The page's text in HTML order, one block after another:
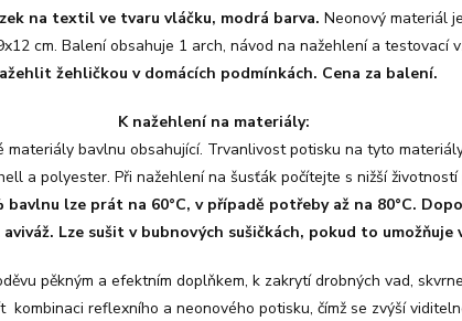
na textil ve tvaru vláčku, modrá barva. Neonový materiál
cm. Balení obsahuje 1 arch, návod na nažehlení a testovací
žehličkou v domácích podmínkách. Cena za balení.
K nažehlení na materiály:
materiály bavlnu obsahující. Trvanlivost potisku na tyto
a polyester. Při nažehlení na šusťák počítejte s nižší životností
bavlnu lze prát na 60°C, v případě potřeby až na 80°C.
Lze sušit v bubnových sušičkách, pokud to
pěkným a efektním doplňkem, k zakrytí drobných vad,
kombinaci reflexního a neonového potisku, čímž se zvýší